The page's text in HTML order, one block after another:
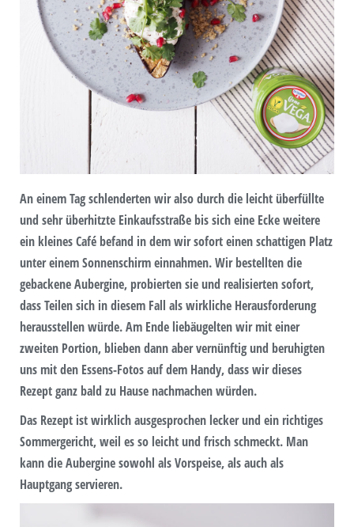
An einem Tag schlenderten wir also durch die leicht überfüllte
und sehr überhitzte Einkaufsstraße bis sich eine Ecke weitere
ein kleines Café befand in dem wir sofort einen schattigen Platz
unter einem Sonnenschirm einnahmen. Wir bestellten die
gebackene Aubergine, probierten sie und realisierten sofort,
dass Teilen sich in diesem Fall als wirkliche Herausforderung
herausstellen würde. Am Ende liebäugelten wir mit einer
zweiten Portion, blieben dann aber vernünftig und beruhigten
uns mit den Essens-Fotos auf dem Handy, dass wir dieses
Rezept ganz bald zu Hause nachmachen würden.
Das Rezept ist wirklich ausgesprochen lecker und ein richtiges
Sommergericht, weil es so leicht und frisch schmeckt. Man
kann die Aubergine sowohl als Vorspeise, als auch als
Hauptgang servieren.